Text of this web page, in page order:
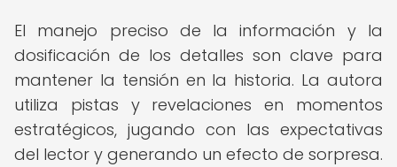
El manejo preciso de la información y la
dosificación de los detalles son clave para
mantener la tensión en la historia. La autora
utiliza pistas y revelaciones en momentos
estratégicos, jugando con las expectativas
del lector y generando un efecto de sorpresa.